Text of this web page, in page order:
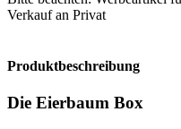
Verkauf an Privat
Produktbeschreibung
Die Eierbaum Box